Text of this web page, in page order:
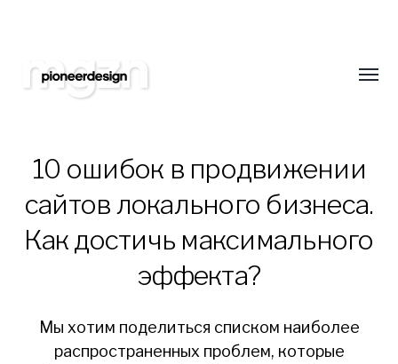
Pioneer
Design
10 ошибок в продвижении
сайтов локального бизнеса.
Как достичь максимального
эффекта?
Мы хотим поделиться списком наиболее
распространенных проблем, которые
сайтостроения. Только самая свежая и